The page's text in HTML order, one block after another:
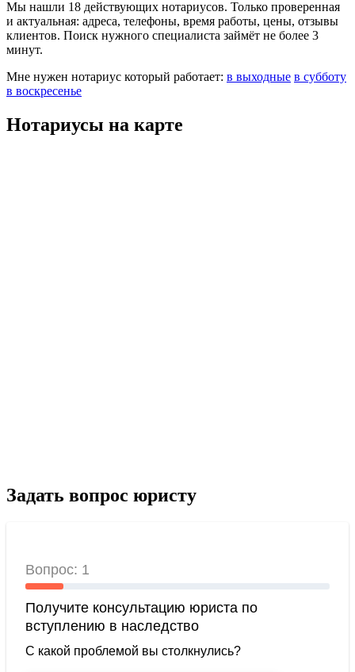
Мы нашли 18 действующих нотариусов. Только проверенная
и актуальная: адреса, телефоны, время работы, цены, отзывы
клиентов. Поиск нужного специалиста займёт не более 3
минут.
Мне нужен нотариус который работает: в выходные в субботу
в воскресенье
Нотариусы на карте
Задать вопрос юристу